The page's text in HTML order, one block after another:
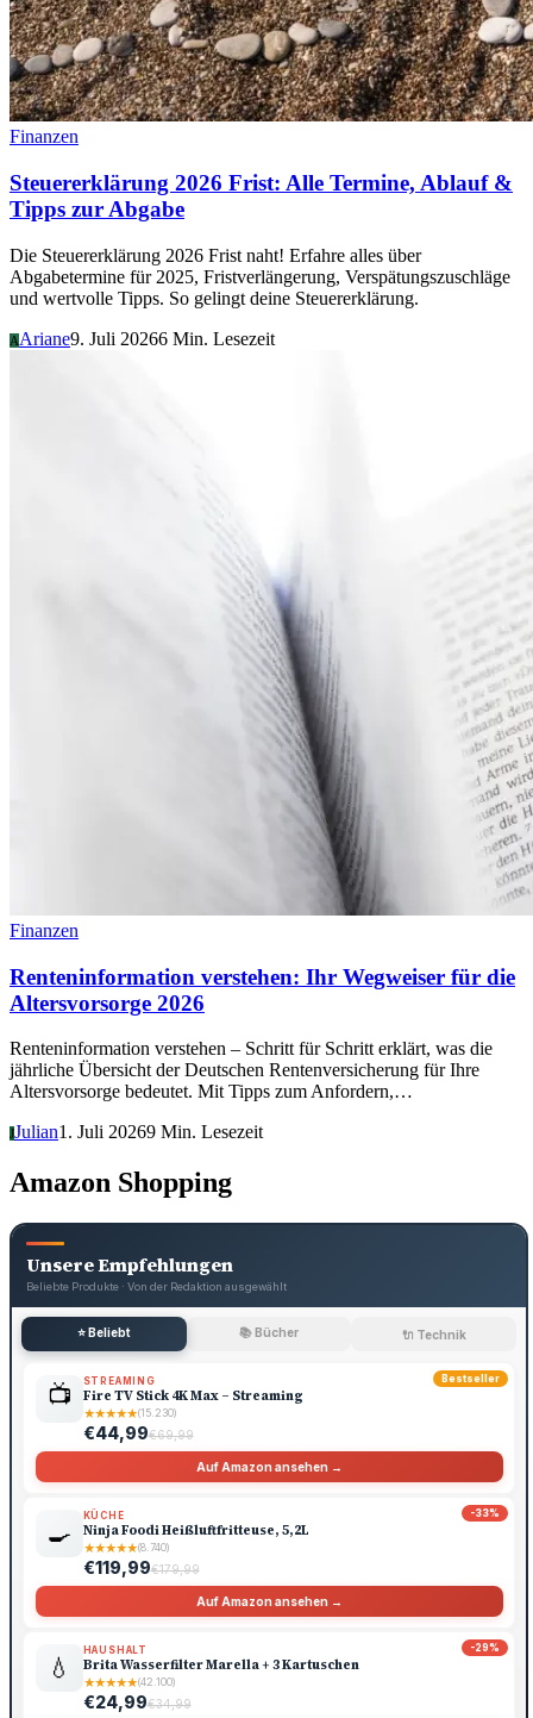
Finanzen
Steuererklärung 2026 Frist: Alle Termine, Ablauf &
Tipps zur Abgabe
Die Steuererklärung 2026 Frist naht! Erfahre alles über
Abgabetermine für 2025, Fristverlängerung, Verspätungszuschläge
und wertvolle Tipps. So gelingt deine Steuererklärung.
AAriane9. Juli 20266 Min. Lesezeit
Finanzen
Renteninformation verstehen: Ihr Wegweiser für die
Altersvorsorge 2026
Renteninformation verstehen – Schritt für Schritt erklärt, was die
jährliche Übersicht der Deutschen Rentenversicherung für Ihre
Altersvorsorge bedeutet. Mit Tipps zum Anfordern,…
JJulian1. Juli 20269 Min. Lesezeit
Amazon Shopping
Unsere Empfehlungen
Beliebte Produkte · Von der Redaktion ausgewählt
⭐ Beliebt 📚 Bücher 🔌 Technik
Bestseller
📺 STREAMING
Fire TV Stick 4K Max – Streaming
★★★★★(15.230)
€44,99€69,99
Auf Amazon ansehen →
-33%
🍳
KÜCHE
Ninja Foodi Heißluftfritteuse, 5,2L
★★★★★(8.740)
€119,99€179,99
Auf Amazon ansehen →
-29%
💧
HAUSHALT
Brita Wasserfilter Marella + 3 Kartuschen
★★★★★(42.100)
€24,99€34,99